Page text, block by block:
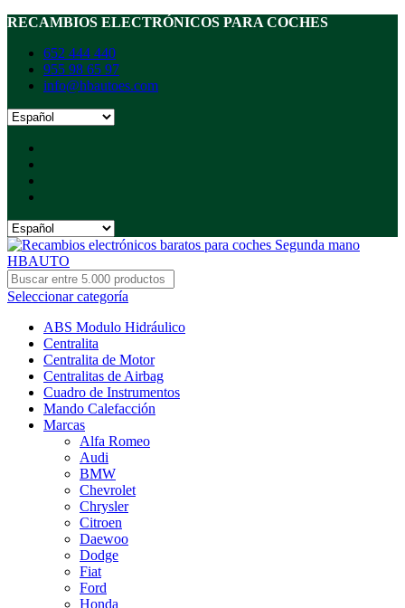
RECAMBIOS ELECTRÓNICOS PARA COCHES
652 444 440
955 98 65 97
info@hbautoes.com
Seleccionar categoría
ABS Modulo Hidráulico
Centralita
Centralita de Motor
Centralitas de Airbag
Cuadro de Instrumentos
Mando Calefacción
Marcas
Alfa Romeo
Audi
BMW
Chevrolet
Chrysler
Citroen
Daewoo
Dodge
Fiat
Ford
Honda